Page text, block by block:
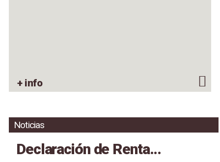
+ info
Noticias
Declaración de Renta...